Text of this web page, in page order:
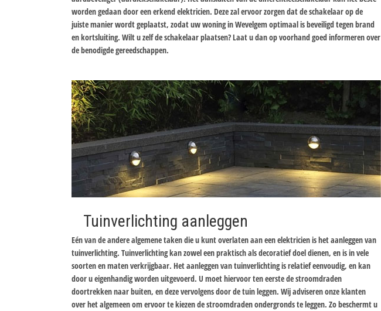
worden gedaan door een erkend elektricien. Deze zal ervoor zorgen dat de schakelaar op de
juiste manier wordt geplaatst, zodat uw woning in Wevelgem optimaal is beveiligd tegen brand
en kortsluiting. Wilt u zelf de schakelaar plaatsen? Laat u dan op voorhand goed informeren over
de benodigde gereedschappen.
Tuinverlichting aanleggen
Eén van de andere algemene taken die u kunt overlaten aan een elektricien is het aanleggen van
tuinverlichting. Tuinverlichting kan zowel een praktisch als decoratief doel dienen, en is in vele
soorten en maten verkrijgbaar. Het aanleggen van tuinverlichting is relatief eenvoudig, en kan
door u eigenhandig worden uitgevoerd. U moet hiervoor ten eerste de stroomdraden
doortrekken naar buiten, en deze vervolgens door de tuin leggen. Wij adviseren onze klanten
over het algemeen om ervoor te kiezen de stroomdraden ondergronds te leggen. Zo beschermt u